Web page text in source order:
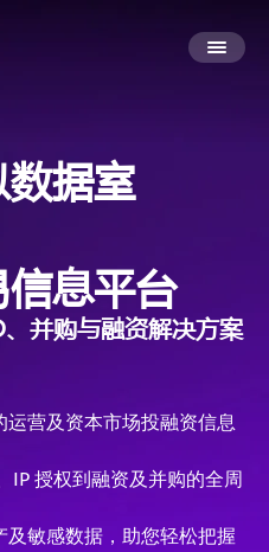
据室
息平台
并购与融资解决方案
营及资本市场投融资信息
IP 授权到融资及并购的全周
敏感数据，助您轻松把握